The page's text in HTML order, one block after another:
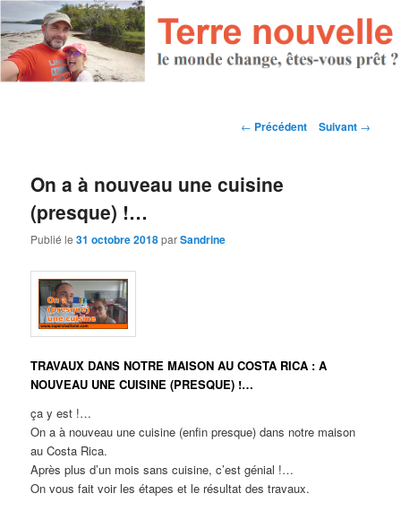
Navigation des articles
← Précédent Suivant →
On a à nouveau une cuisine
(presque) !…
Publié le31 octobre 2018parSandrine
TRAVAUX DANS NOTRE MAISON AU COSTA RICA : A
NOUVEAU UNE CUISINE (PRESQUE) !…
ça y est !…
On a à nouveau une cuisine (enfin presque) dans notre maison
au Costa Rica.
Après plus d’un mois sans cuisine, c’est génial !…
On vous fait voir les étapes et le résultat des travaux.